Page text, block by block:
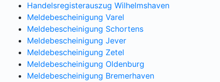
Handelsregisterauszug Wilhelmshaven
Meldebescheinigung Varel
Meldebescheinigung Schortens
Meldebescheinigung Jever
Meldebescheinigung Zetel
Meldebescheinigung Oldenburg
Meldebescheinigung Bremerhaven